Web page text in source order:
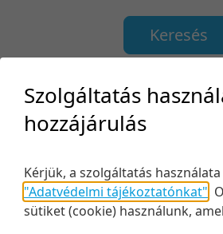
Keresés
10 tétel/oldal
20 tétel/oldal
Szolgáltatás
hozzájárulás
Kérjük, a szolgáltatás
"Adatvédelmi tájékoztatónkat"
sütiket (cookie) használunk,